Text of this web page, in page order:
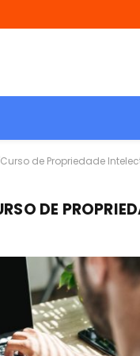
de Propriedade
DE